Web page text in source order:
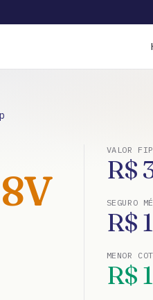
VALOR
R$
SEGURO
R$
MENOR
R$